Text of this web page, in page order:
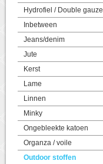
Hydrofiel / Double gauze
Inbetween
Jeans/denim
Jute
Kerst
Lame
Linnen
Minky
Ongebleekte katoen
Organza / voile
Outdoor stoffen